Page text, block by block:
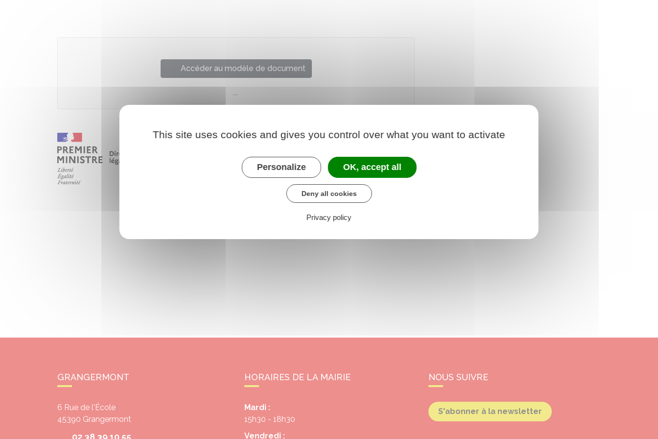
Accéder au modèle de document
GRANGERMONT
6 Rue de l'École
45390 Grangermont
HORAIRES DE LA MAIRIE
Mardi :
15h30 - 18h30
Vendredi :
NOUS SUIVRE
S'abonner à la newsletter
This site uses cookies and gives you control over what you want to activate
Personalize OK, accept all
Deny all cookies
Privacy policy